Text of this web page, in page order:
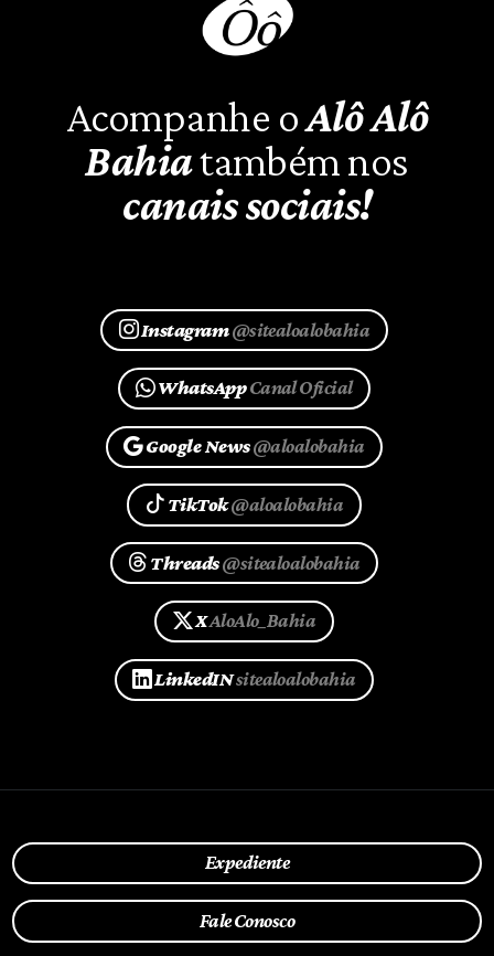
Acompanhe oAlô Alô
Bahiatambém nos
canais sociais!
Instagram@sitealoalobahia
WhatsAppCanal Oficial
Google News@aloalobahia
TikTok@aloalobahia
Threads@sitealoalobahia
XAloAlo_Bahia
LinkedINsitealoalobahia
Expediente
Fale Conosco